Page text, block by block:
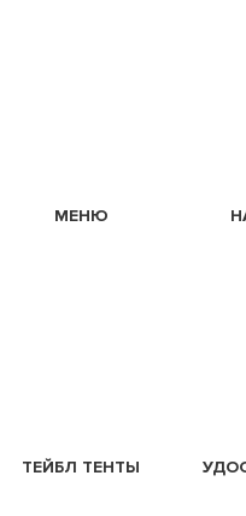
МЕНЮ
ТЕЙБЛ ТЕНТЫ